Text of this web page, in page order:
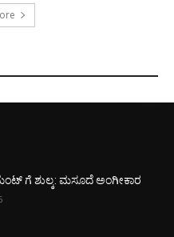
ಗೆ ಶುಲ್ಕ: ಮಸೂದೆ ಅಂಗೀಕಾರ